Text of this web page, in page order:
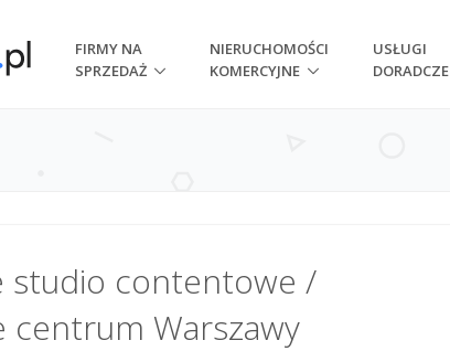
FIRMY NA
SPRZEDAŻ
NIERUCHOMOŚCI
KOMERCYJNE
USŁUGI
DORADCZE
studio contentowe /
centrum Warszawy